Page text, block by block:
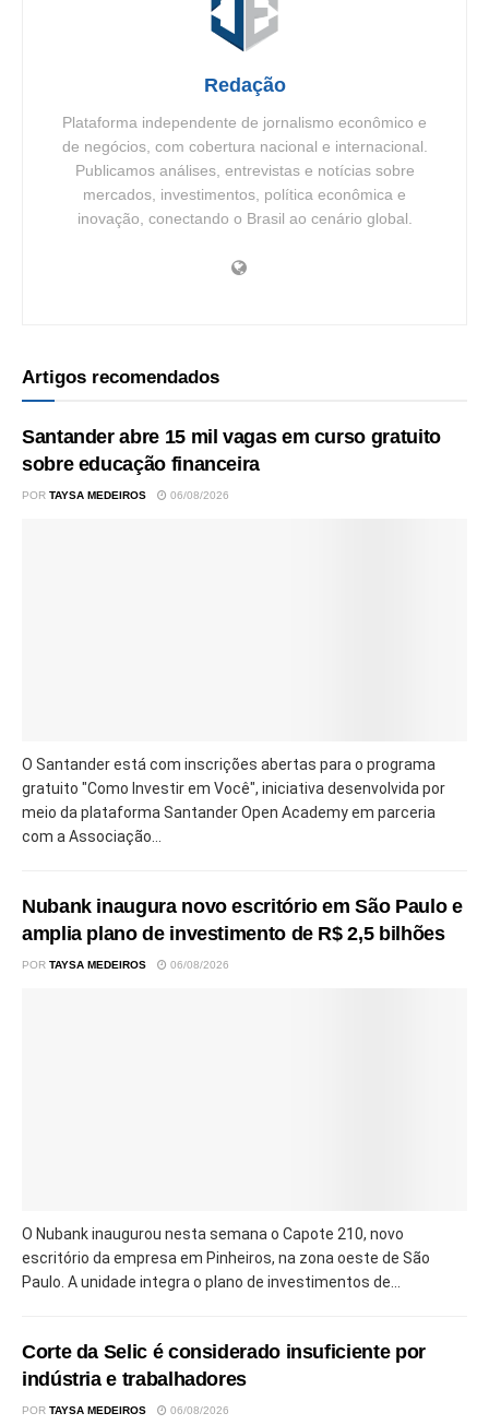
Redação
Plataforma independente de jornalismo econômico e
de negócios, com cobertura nacional e internacional.
Publicamos análises, entrevistas e notícias sobre
mercados, investimentos, política econômica e
inovação, conectando o Brasil ao cenário global.
Artigos recomendados
Santander abre 15 mil vagas em curso gratuito
sobre educação financeira
POR TAYSA MEDEIROS 06/08/2026
O Santander está com inscrições abertas para o programa
gratuito "Como Investir em Você", iniciativa desenvolvida por
meio da plataforma Santander Open Academy em parceria
com a Associação...
Nubank inaugura novo escritório em São Paulo e
amplia plano de investimento de R$ 2,5 bilhões
POR TAYSA MEDEIROS 06/08/2026
O Nubank inaugurou nesta semana o Capote 210, novo
escritório da empresa em Pinheiros, na zona oeste de São
Paulo. A unidade integra o plano de investimentos de...
Corte da Selic é considerado insuficiente por
indústria e trabalhadores
POR TAYSA MEDEIROS 06/08/2026